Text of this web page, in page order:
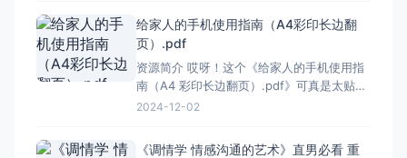
### 基础知识 书中首先介绍了女性人体的基
本构造和测量方法，这是设计内衣的基础。
通过学习这
给家人的手机使用指南（A4彩印长边翻
页）.pdf
资源简介 哎呀！这个《给家人的手机使用指
南（A4 彩印长边翻页）.pdf》可真是太贴心
啦！现在手机这么普及，但很多人尤其是长
2024-12-02
《调情学 情感沟通的艺术》直男必看 重